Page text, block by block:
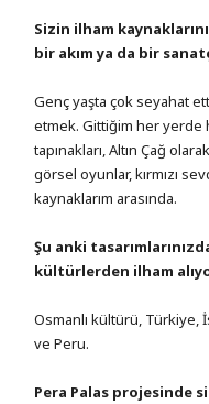
Sizin ilham
bir akım ya da bir
Genç yaşta çok seyahat
etmek. Gittiğim her yerde
tapınakları, Altın Çağ
görsel oyunlar, kırmızı
kaynaklarım arasında.
Şu anki
kültürlerden ilham
Osmanlı kültürü, Türkiye,
ve Peru.
Pera Palas projesinde